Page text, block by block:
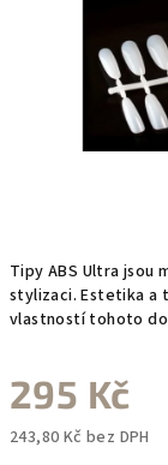
Tipy ABS Ultra jsou
stylizaci. Estetika a
vlastností tohoto
295 Kč
243,80 Kč bez DPH